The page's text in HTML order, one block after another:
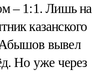
– 1:1. Лишь на
казанского
вывел
Но уже через